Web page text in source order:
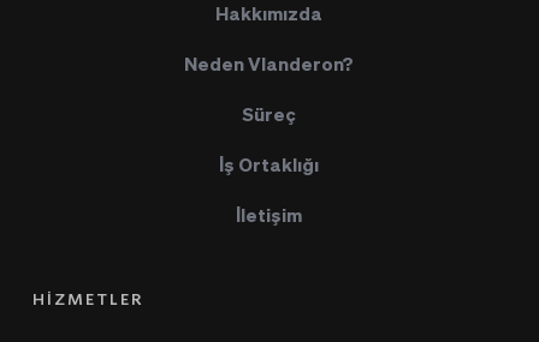
Hakkımızda
Neden Vlanderon?
Süreç
İş Ortaklığı
İletişim
HİZMETLER